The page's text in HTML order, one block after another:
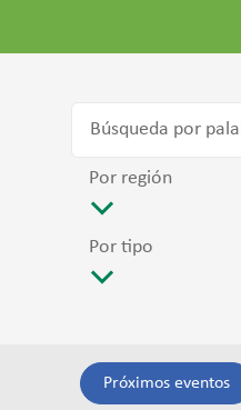
Por región
Por tipo
Próximos eventos